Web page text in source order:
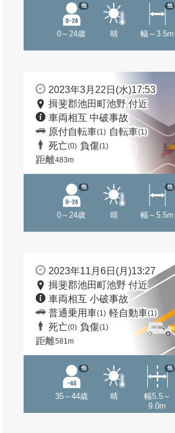
0～24歳
他
晴 幅～3.5m
他
2023年3月22日(水)17:53
揖斐郡池田町池野 付近
車両相互 中破事故
原付自転車(1) 自転車(1)
死亡(0) 負傷(1)
距離483m
0～24歳
他
晴 幅～5.5m
他
2023年11月6日(月)13:27
揖斐郡池田町池野 付近
車両相互 小破事故
普通乗用車(1) 軽自動車(1)
死亡(0) 負傷(1)
距離581m
35～44歳
他
晴
幅5.5～
9.0m
他